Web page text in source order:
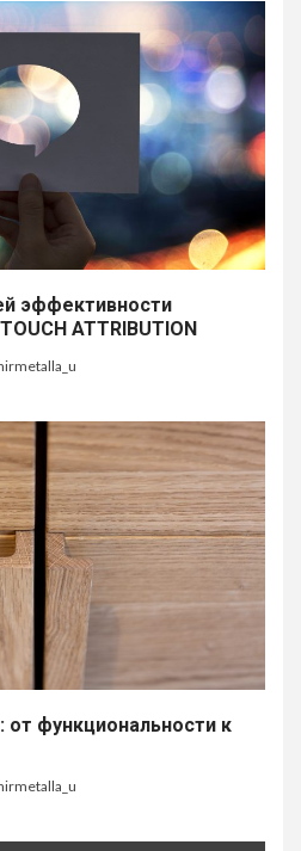
эффективности
ATTRIBUTION
функциональности к